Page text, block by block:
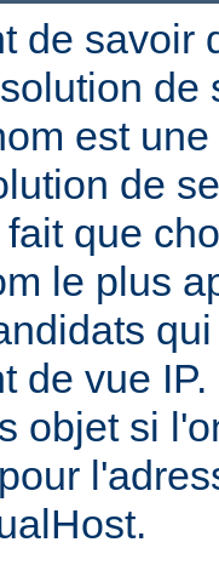
de savoir
de
est
de
que
le plus
de vue
objet si